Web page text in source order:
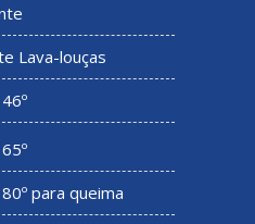
Lava-louças
para queima